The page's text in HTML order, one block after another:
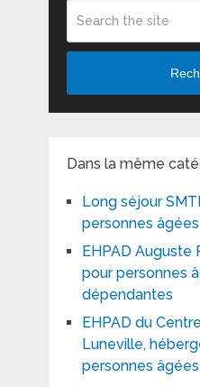
Dans la même
Long séjour
personnes
EHPAD Auguste
pour personnes
dépendantes
EHPAD du
Luneville,
personnes